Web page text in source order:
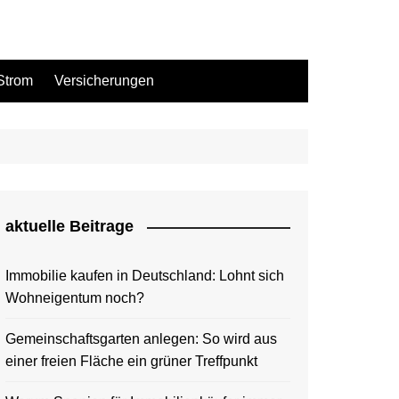
Versicherungen
aktuelle Beitrage
Immobilie kaufen in Deutschland: Lohnt sich
Wohneigentum noch?
Gemeinschaftsgarten anlegen: So wird aus
einer freien Fläche ein grüner Treffpunkt